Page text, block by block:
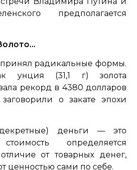
предполагается
принял радикальные формы.
унция (31,1 г) золота
рекорд в 4380 долларов
о закате эпохи
деньги — это
определяется
от товарных денег,
ценностью сами по себе.